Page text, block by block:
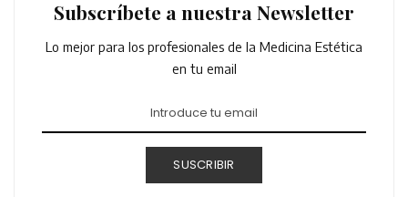
Subscríbete a nuestra Newsletter
Lo mejor para los profesionales de la Medicina Estética
en tu email
SUSCRIBIR